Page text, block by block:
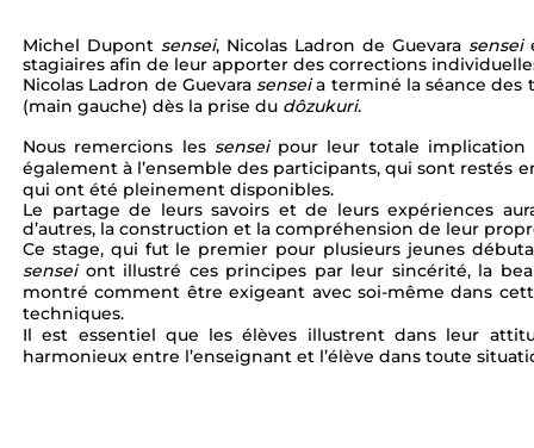
Michel Dupont sensei, Nicolas Ladron de Guevara sensei
stagiaires afin de leur apporter des corrections
Nicolas Ladron de Guevara sensei a terminé la séance
(main gauche) dès la prise du dôzukuri.
Nous remercions les sensei pour leur totale
également à l’ensemble des participants, qui sont restés
qui ont été pleinement disponibles.
Le partage de leurs savoirs et de leurs expériences
d’autres, la construction et la compréhension de leur
Ce stage, qui fut le premier pour plusieurs jeunes
sensei ont illustré ces principes par leur sincérité, la
montré comment être exigeant avec soi-même dans
techniques.
Il est essentiel que les élèves illustrent dans leur
harmonieux entre l’enseignant et l’élève dans toute